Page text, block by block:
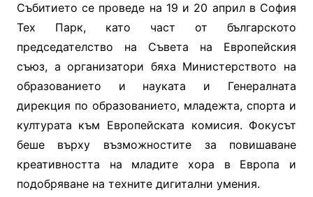
Събитието се проведе на 19 и 20 април в София
Тех Парк, като част от българското
председателство на Съвета на Европейския
съюз, а организатори бяха Министерството на
образованието и науката и Генералната
дирекция по образованието, младежта, спорта и
културата към Европейската комисия. Фокусът
беше върху възможностите за повишаване
креативността на младите хора в Европа и
подобряване на техните дигитални умения.